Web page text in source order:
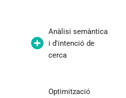
Anàlisi semàntica
i d'intenció de
cerca
Optimització